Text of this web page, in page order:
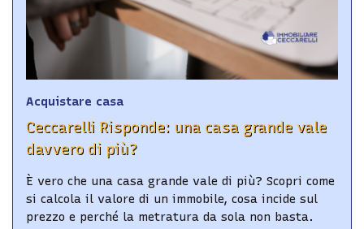
Acquistare casa
Ceccarelli Risponde: una casa grande vale
davvero di più?
È vero che una casa grande vale di più? Scopri come
si calcola il valore di un immobile, cosa incide sul
prezzo e perché la metratura da sola non basta.